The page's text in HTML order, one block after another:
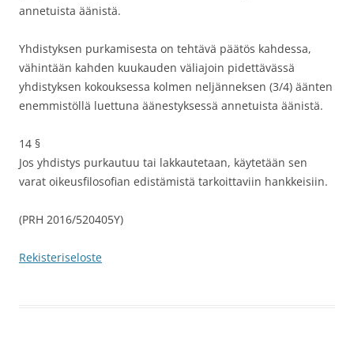
annetuista äänistä.
Yhdistyksen purkamisesta on tehtävä päätös kahdessa,
vähintään kahden kuukauden väliajoin pidettävässä
yhdistyksen kokouksessa kolmen neljänneksen (3/4) äänten
enemmistöllä luettuna äänestyksessä annetuista äänistä.
14 §
Jos yhdistys purkautuu tai lakkautetaan, käytetään sen
varat oikeusfilosofian edistämistä tarkoittaviin hankkeisiin.
(PRH 2016/520405Y)
Rekisteriseloste